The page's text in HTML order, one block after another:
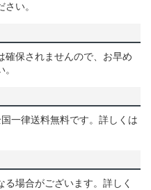
い。
確保されませんので、お早め
一律送料無料です。詳しくは
場合がございます。詳しく